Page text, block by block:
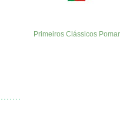
Primeiros Clássicos Pomar